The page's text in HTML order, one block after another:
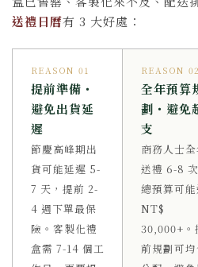
送禮日曆有 3 大好處：
REASON 01
提前準備・
避免出貨延
遲
節慶高峰期出
貨可能延遲 5-
7 天，提前 2-
4 週下單最保
險。客製化禮
盒需 7-14 個工
REASON 02
全年預算
劃・避免
支
商務人士全
送禮 6-8 次
總預算可能
NT$
30,000+。
前規劃可均